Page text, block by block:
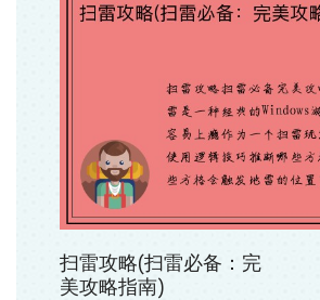
扫雷攻略(扫雷必备：完
美攻略指南)